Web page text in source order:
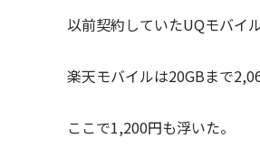
以前契約していたUQモバイ
楽天モバイルは20GBまで
ここで1,200円も浮いた。